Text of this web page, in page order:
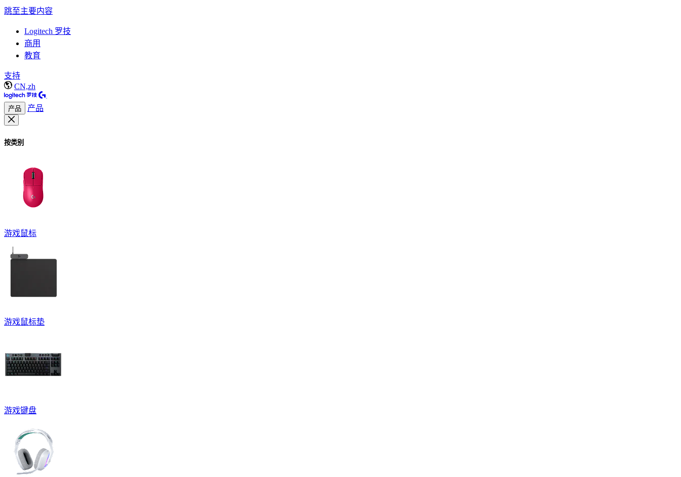
跳至主要内容
Logitech 罗技
商用
教育
支持
CN,zh
产品 产品
按类别
游戏鼠标
游戏鼠标垫
游戏键盘